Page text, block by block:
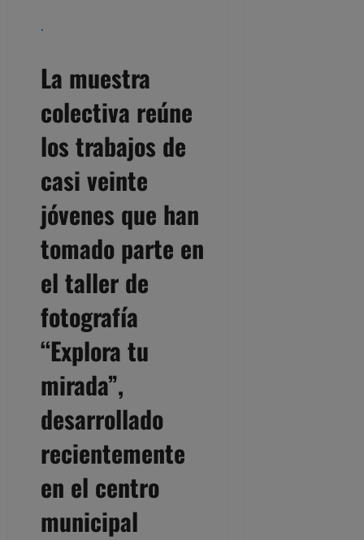
.
La muestra
colectiva reúne
los trabajos de
casi veinte
jóvenes que han
tomado parte en
el taller de
fotografía
“Explora tu
mirada”,
desarrollado
recientemente
en el centro
municipal